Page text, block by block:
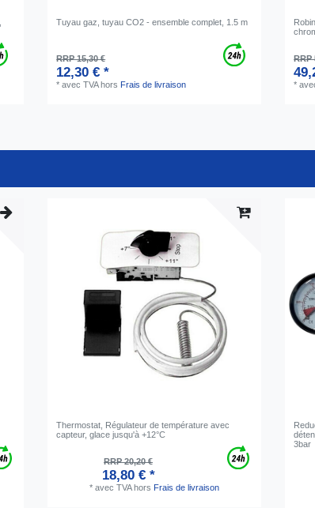
Tuyau gaz, tuyau CO2 - ensemble complet, 1.5 m
RRP 15,30 €
12,30 € *
*avec TVAhors Frais de livraison
RRP
*
Thermostat, Régulateur de température avec
capteur, glace jusqu'à +12°C
RRP 20,20 €
18,80 € *
* avec TVAhors Frais de livraison
3bar